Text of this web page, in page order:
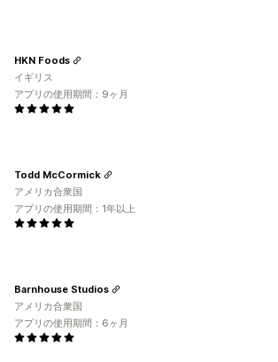
HKN Foods
イギリス
アプリの使用期間：9ヶ月
Todd McCormick
アメリカ合衆国
アプリの使用期間：1年以上
Barnhouse Studios
アメリカ合衆国
アプリの使用期間：6ヶ月